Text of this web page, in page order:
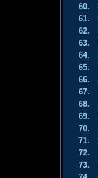
60.
61.
62.
63.
64.
65.
66.
67.
68.
69.
70.
71.
72.
73.